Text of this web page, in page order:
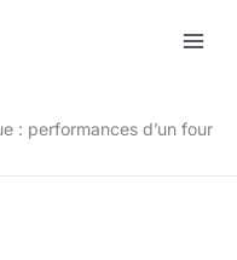
: performances d’un four